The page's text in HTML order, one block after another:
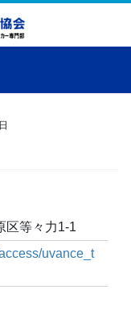
区等々力1-1
uvance_t